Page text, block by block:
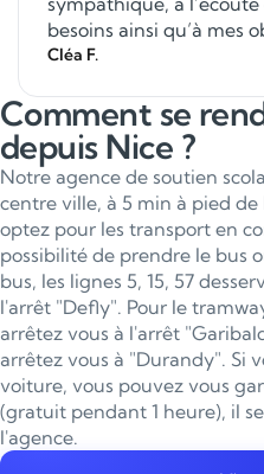
besoins ainsi qu’à mes
presque de zéro en
marquant est que je me
beaucoup plus à l’aise
capable d’échanger
d’avoir de petites
autant d’appréhension à parler.
progressé en
de manière générale, je
vraiment permis de me
merci pour cet
recommande sans
Cléa F.
Comment se
depuis Nice ?
Notre agence de soutien
centre ville, à 5 min à pied
optez pour les transport en
possibilité de prendre le bus
bus, les lignes 5, 15, 57
l'arrêt "Defly". Pour le
arrêtez vous à l'arrêt
arrêtez vous à "Durandy". Si
voiture, vous pouvez vous
(gratuit pendant 1 heure), il
l'agence.